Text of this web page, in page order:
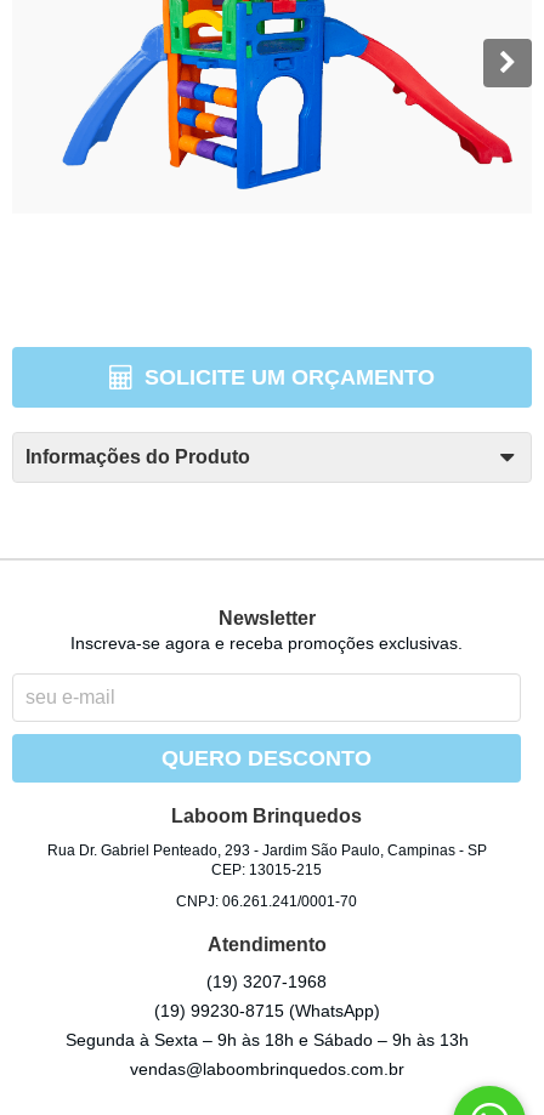
SOLICITE UM ORÇAMENTO
Informações do Produto
Newsletter
Inscreva-se agora e receba promoções exclusivas.
QUERO DESCONTO
Laboom Brinquedos
Rua Dr. Gabriel Penteado, 293- Jardim São Paulo, Campinas- SP
CEP: 13015-215
CNPJ: 06.261.241/0001-70
Atendimento
(19) 3207-1968
(19) 99230-8715 (WhatsApp)
Segunda à Sexta – 9h às 18h e Sábado – 9h às 13h
vendas@laboombrinquedos.com.br